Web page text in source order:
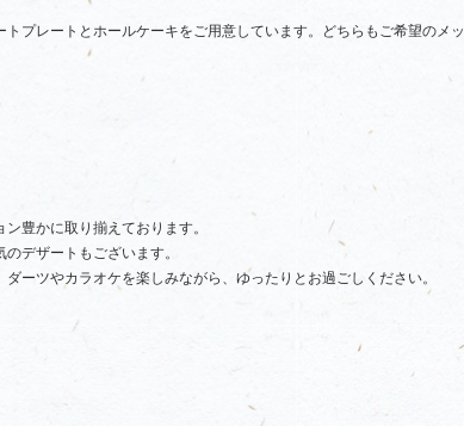
プレートとホールケーキをご用意しています。どちらもご希望のメッ
豊かに取り揃えております。
デザートもございます。
ーツやカラオケを楽しみながら、ゆったりとお過ごしください。